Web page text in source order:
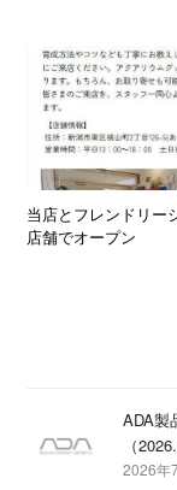
当店とフレンドリー
店舗でオープン
ADA製
（
2026年